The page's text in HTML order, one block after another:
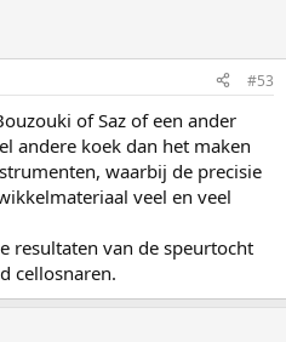
#53
of Saz of een ander
andere koek dan het maken
waarbij de precisie
veel en veel
resultaten van de speurtocht
cellosnaren.